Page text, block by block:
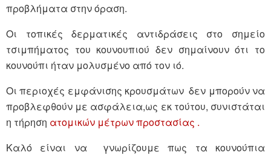
προβλήματα στην όραση.
Οι τοπικές δερματικές αντιδράσεις στο σημείο
τσιμπήματος του κουνουπιού δεν σημαίνουν ότι το
κουνούπι ήταν μολυσμένο από τον ιό.
Οι περιοχές εμφάνισης κρουσμάτων δεν μπορούν να
προβλεφθούν με ασφάλεια,ως εκ τούτου, συνιστάται
η τήρηση ατομικών μέτρων προστασίας .
Καλό είναι να γνωρίζουμε πως τα κουνούπια